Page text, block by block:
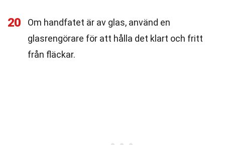
20
Om handfatet är av glas, använd en
glasrengörare för att hålla det klart och fritt
från fläckar.